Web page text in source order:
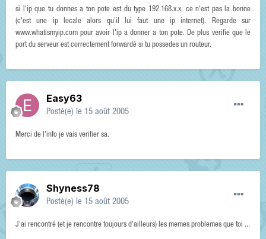
si l'ip que tu donnes a ton pote est du type 192.168.x.x, ce n'est pas la bonne
(c'est une ip locale alors qu'il lui faut une ip internet). Regarde sur
www.whatismyip.com pour avoir l'ip a donner a ton pote. De plus verifie que le
port du serveur est correctement forwardé si tu possedes un routeur.
Easy63
Posté(e) le 15 août 2005
Merci de l'info je vais verifier sa.
Shyness78
Posté(e) le 15 août 2005
J'ai rencontré (et je rencontre toujours d'ailleurs) les memes problemes que toi ...